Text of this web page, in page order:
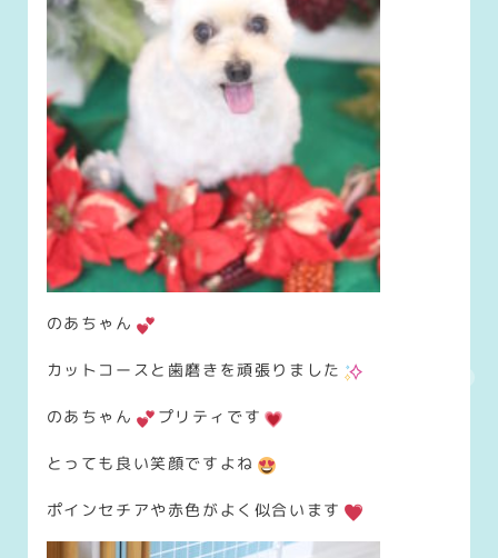
のあちゃん
カットコースと歯磨きを頑張りました
のあちゃん プリティです
とっても良い笑顔ですよね
ポインセチアや赤色がよく似合います